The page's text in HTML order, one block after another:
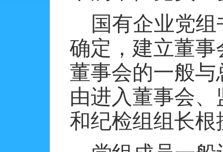
国有企业党
确定，建立董
董事会的一般
由进入董事会
和纪检组组长